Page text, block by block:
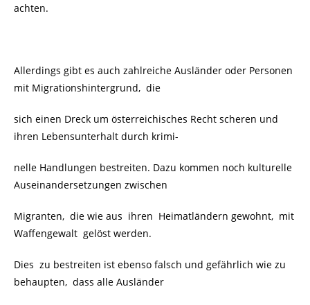
achten.
Allerdings gibt es auch zahlreiche Ausländer oder Personen
mit Migrationshintergrund, die
sich einen Dreck um österreichisches Recht scheren und
ihren Lebensunterhalt durch krimi-
nelle Handlungen bestreiten. Dazu kommen noch kulturelle
Auseinandersetzungen zwischen
Migranten, die wie aus ihren Heimatländern gewohnt, mit
Waffengewalt gelöst werden.
Dies zu bestreiten ist ebenso falsch und gefährlich wie zu
behaupten, dass alle Ausländer